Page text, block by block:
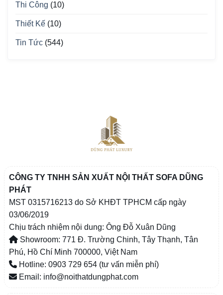
Thi Công (10)
Thiết Kế (10)
Tin Tức (544)
CÔNG TY TNHH SẢN XUẤT NỘI THẤT SOFA DŨNG
PHÁT
MST 0315716213 do Sở KHĐT TPHCM cấp ngày
03/06/2019
Chịu trách nhiệm nội dung: Ông Đỗ Xuân Dũng
Showroom: 771 Đ. Trường Chinh, Tây Thạnh, Tân
Phú, Hồ Chí Minh 700000, Việt Nam
Hotline: 0903 729 654 (tư vấn miễn phí)
Email: info@noithatdungphat.com